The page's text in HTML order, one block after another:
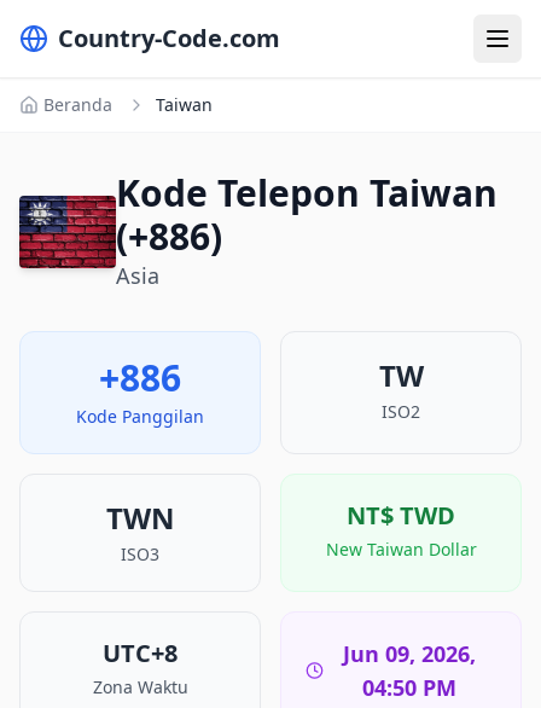
Country-Code.com
Beranda Taiwan
Kode Telepon Taiwan
(+886)
Asia
+886
Kode Panggilan
TW
ISO2
TWN
ISO3
NT$TWD
New Taiwan Dollar
UTC+8
Zona Waktu
Jun 09, 2026,
04:50 PM